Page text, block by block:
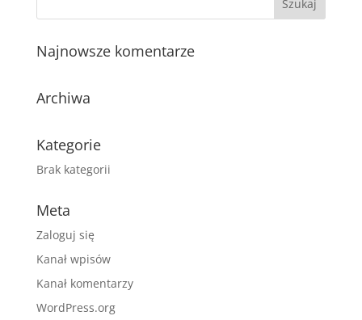
Najnowsze komentarze
Archiwa
Kategorie
Brak kategorii
Meta
Zaloguj się
Kanał wpisów
Kanał komentarzy
WordPress.org